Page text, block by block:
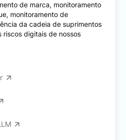
de marca, monitoramento
monitoramento de
da cadeia de suprimentos
riscos digitais de nossos